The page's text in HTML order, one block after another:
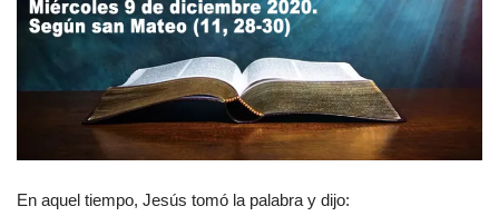
En aquel tiempo, Jesús tomó la palabra y dijo: